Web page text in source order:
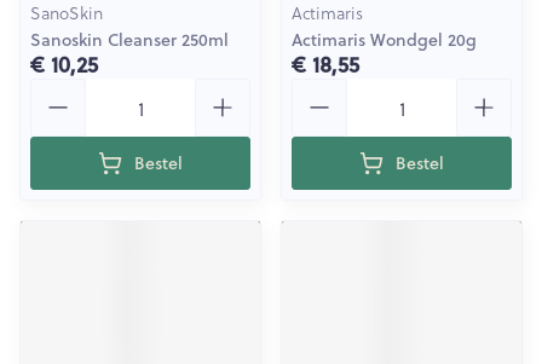
SanoSkin
Sanoskin Cleanser 250ml
€ 10,25
Bestel
Actimaris
Actimaris Wondgel 20g
€ 18,55
Bestel